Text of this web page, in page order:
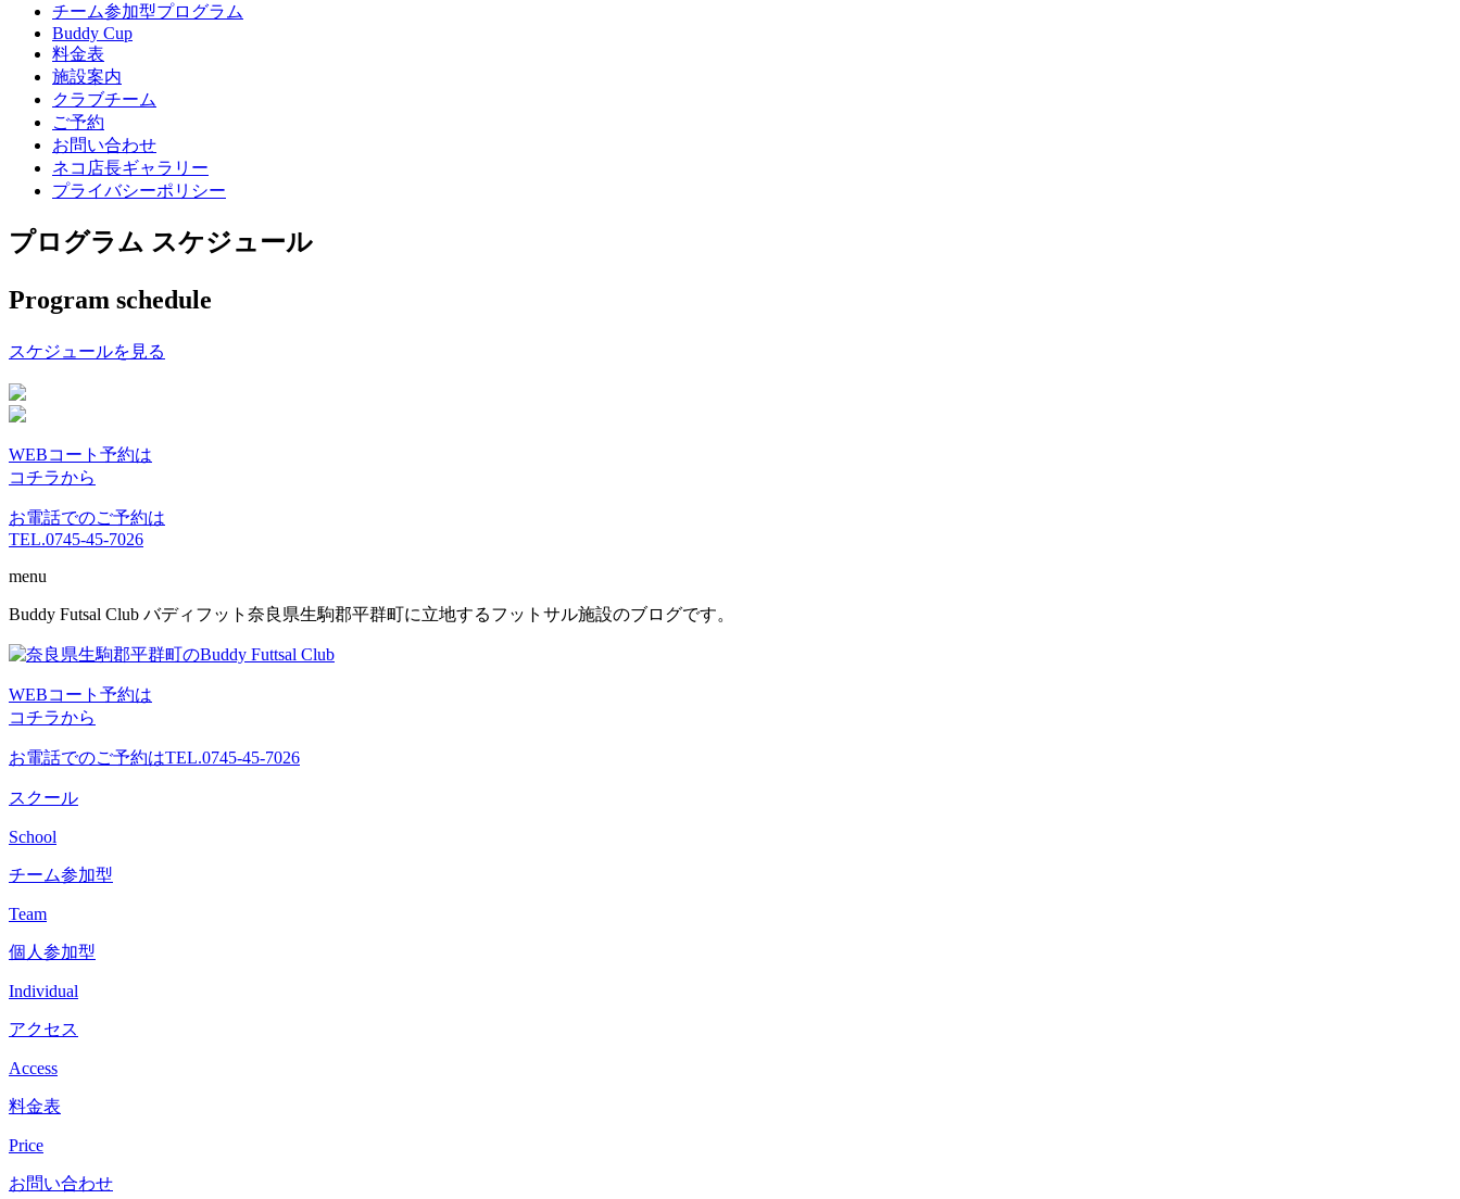
チーム参加型プログラム
Buddy Cup
料金表
施設案内
クラブチーム
ご予約
お問い合わせ
ネコ店長ギャラリー
プライバシーポリシー
プログラム スケジュール
Program schedule
スケジュールを見る
WEBコート予約は
コチラから
お電話でのご予約は
TEL.0745-45-7026
menu
コ
テ
ツ
へ
ス
キ
ッ
Buddy Futsal Club バディフット奈良県生駒郡平群町に立地するフットサル施設のブログです。
WEBコート予約は
コチラから
お電話でのご予約はTEL.0745-45-7026
スクール
School
チーム参加型
Team
個人参加型
Individual
アクセス
Access
料金表
Price
お問い合わせ